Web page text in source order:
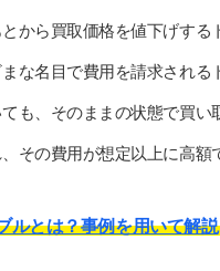
から買取価格を値下げする
な名目で費用を請求される
も、そのままの状態で買い
その費用が想定以上に高額
ルとは？事例を用いて解説